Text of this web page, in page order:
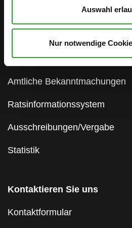
Auswahl
Nur notwendige
Presse & Medien
Amtliche Bekanntmachungen
Ratsinformationssystem
Ausschreibungen/Vergabe
Statistik
Kontaktieren Sie uns
Kontaktformular